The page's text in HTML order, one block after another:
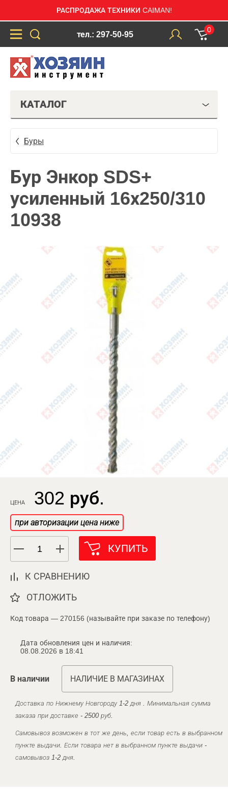
РАСПРОДАЖА ТЕХНИКИ CAIMAN!
тел.: 297-50-95
0
КАТАЛОГ
Буры
Бур Энкор SDS+
усиленный 16х250/310
10938
ЦЕНА 302 руб.
при авторизации цена ниже
КУПИТЬ
К СРАВНЕНИЮ
ОТЛОЖИТЬ
Код товара — 270156 (называйте при заказе по телефону)
Дата обновления цен и наличия:
08.08.2026 в 18:41
В наличии НАЛИЧИЕ В МАГАЗИНАХ
Доставка по Нижнему Новгороду 1-2 дня . Минимальная сумма
заказа при доставке - 2500 руб.
Самовывоз возможен в тот же день, если товар есть в выбранном
пункте выдачи. Если товара нет в выбранном пункте выдачи -
самовывоз 1-2 дня.